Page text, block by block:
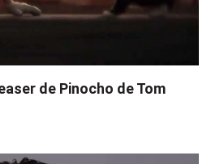
de Pinocho de Tom